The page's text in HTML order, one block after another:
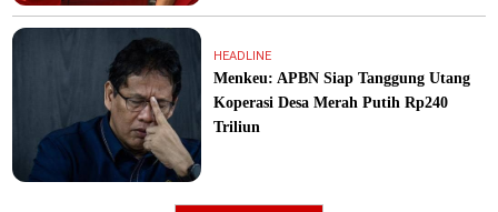
HEADLINE
Menkeu: APBN Siap Tanggung Utang
Koperasi Desa Merah Putih Rp240
Triliun